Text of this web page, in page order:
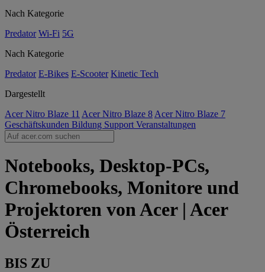
Nach Kategorie
Predator Wi-Fi 5G
Nach Kategorie
Predator E-Bikes E-Scooter Kinetic Tech
Dargestellt
Acer Nitro Blaze 11 Acer Nitro Blaze 8 Acer Nitro Blaze 7
Geschäftskunden Bildung Support Veranstaltungen
Notebooks, Desktop-PCs,
Chromebooks, Monitore und
Projektoren von Acer | Acer
Österreich
BIS ZU